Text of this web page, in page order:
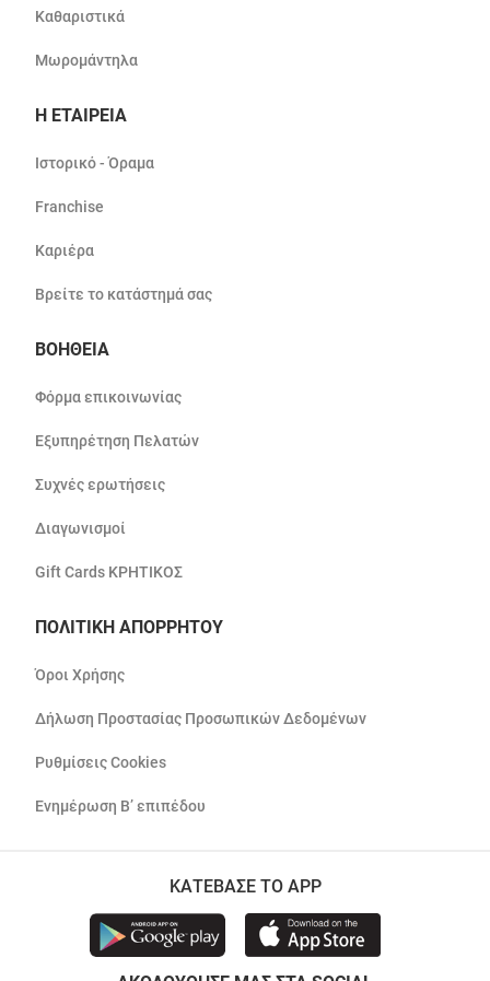
Καθαριστικά
Μωρομάντηλα
Η ΕΤΑΙΡΕΙΑ
Ιστορικό - Όραμα
Franchise
Καριέρα
Βρείτε το κατάστημά σας
ΒΟΗΘΕΙΑ
Φόρμα επικοινωνίας
Εξυπηρέτηση Πελατών
Συχνές ερωτήσεις
Διαγωνισμοί
Gift Cards ΚΡΗΤΙΚΟΣ
ΠΟΛΙΤΙΚΗ ΑΠΟΡΡΗΤΟΥ
Όροι Χρήσης
Δήλωση Προστασίας Προσωπικών Δεδομένων
Ρυθμίσεις Cookies
Ενημέρωση Β’ επιπέδου
ΚΑΤΕΒΑΣΕ ΤΟ APP